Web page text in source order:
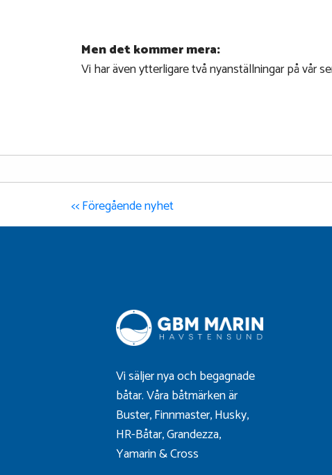
Men det kommer mera:
Vi har även ytterligare två nyanställningar på vår
<< Föregående nyhet
Vi säljer nya och begagnade
båtar. Våra båtmärken är
Buster,Finnmaster,Husky,
HR-Båtar,Grandezza,
Yamarin&Cross